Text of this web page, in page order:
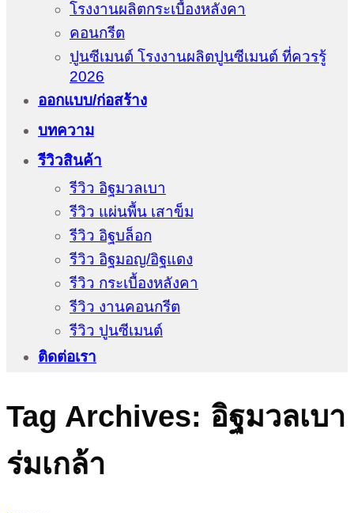
โรงงานผลิตกระเบื้องหลังคา
คอนกรีต
ปูนซีเมนต์ โรงงานผลิตปูนซีเมนต์ ที่ควรรู้
2026
ออกแบบ/ก่อสร้าง
บทความ
รีวิวสินค้า
รีวิว อิฐมวลเบา
รีวิว แผ่นพื้น เสาข็ม
รีวิว อิฐบล็อก
รีวิว อิฐมอญ/อิฐแดง
รีวิว กระเบื้องหลังคา
รีวิว งานคอนกรีต
รีวิว ปูนซีเมนต์
ติดต่อเรา
Tag Archives: อิฐมวลเบา
ร่มเกล้า